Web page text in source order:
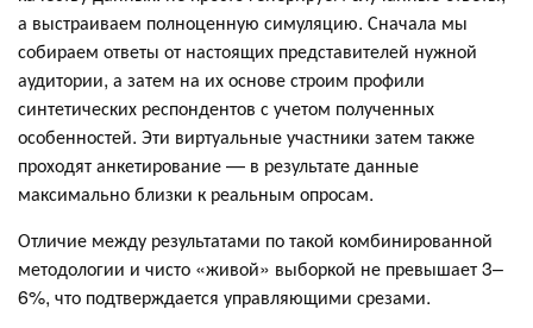
а выстраиваем полноценную симуляцию. Сначала мы
собираем ответы от настоящих представителей нужной
аудитории, а затем на их основе строим профили
синтетических респондентов с учетом полученных
особенностей. Эти виртуальные участники затем также
проходят анкетирование — в результате данные
максимально близки к реальным опросам.
Отличие между результатами по такой комбинированной
методологии и чисто «живой» выборкой не превышает 3–
6%, что подтверждается управляющими срезами.